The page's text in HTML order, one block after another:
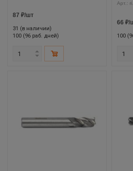
87 ₽/шт
31 (в наличии)
100 (96 раб. дней)
Арт.:
66 ₽/
100